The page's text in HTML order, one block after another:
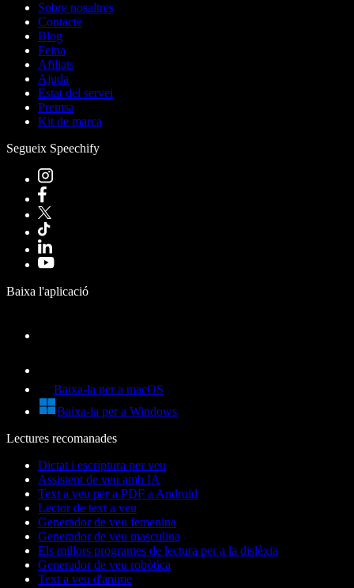
Sobre nosaltres
Contacte
Blog
Feina
Afiliats
Ajuda
Estat del servei
Premsa
Kit de marca
Segueix Speechify
Baixa l'aplicació
Baixa-la per a macOS
Baixa-la per a Windows
Lectures recomanades
Dictat i escriptura per veu
Assistent de veu amb IA
Text a veu per a PDF a Android
Lector de text a veu
Generador de veu femenina
Generador de veu masculina
Els millors programes de lectura per a la dislèxia
Generador de veu robòtica
Text a veu d'anime